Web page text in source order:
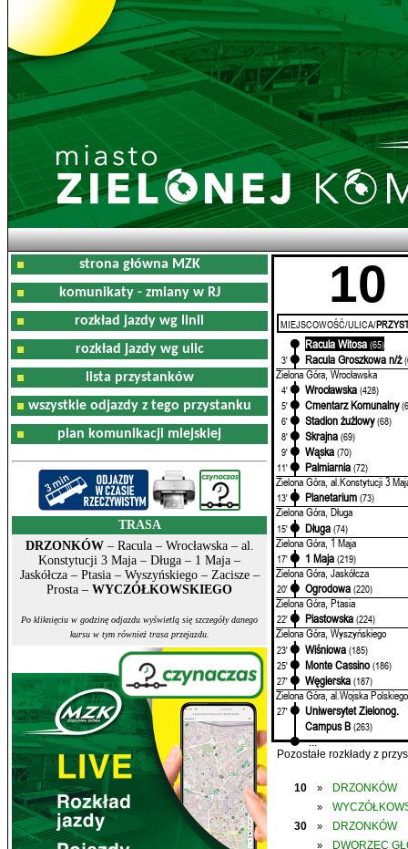
strona główna MZK
komunikaty - zmiany w RJ
rozkład jazdy wg linii
rozkład jazdy wg ulic
lista przystanków
wszystkie odjazdy z tego przystanku
plan komunikacji miejskiej
TRASA
DRZONKÓW– Racula – Wrocławska – al.
Konstytucji 3 Maja – Długa – 1 Maja –
Jaskółcza – Ptasia – Wyszyńskiego – Zacisze –
Prosta – WYCZÓŁKOWSKIEGO
Po kliknięciu w godzinę odjazdu wyświetlą się szczegóły danego
kursu w tym również trasa przejazdu.
10
MIEJSCOWOŚĆ/ULICA/
Racula Witosa (65)
3'
Racula Groszkowa n/ż
Zielona Góra, Wrocławska
4' Wrocławska (428)
5'
Cmentarz Komunalny
6'
Stadion żużlowy (68)
8'
Skrajna (69)
9'
Wąska (70)
11'
Palmiarnia (72)
Zielona Góra, al.Konstytucji 3
13' Planetarium (73)
Zielona Góra, Długa
15' Długa (74)
Zielona Góra, 1 Maja
17' 1 Maja (219)
Zielona Góra, Jaskółcza
20' Ogrodowa (220)
Zielona Góra, Ptasia
22' Piastowska (224)
Zielona Góra, Wyszyńskiego
23' Wiśniowa (185)
25'
Monte Cassino (186)
27'
Węgierska (187)
Zielona Góra, al.Wojska Polskiego
27'
Uniwersytet Zielonog.
Campus B (263)
...
Pozostałe rozkłady z
10 » DRZONKÓW
»
30
» DRZONKÓW
» DWORZEC